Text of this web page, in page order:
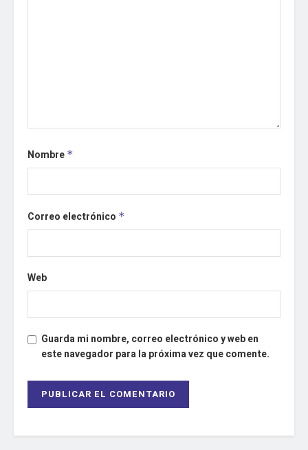
Nombre *
Correo electrónico *
Web
Guarda mi nombre, correo electrónico y web en
este navegador para la próxima vez que comente.